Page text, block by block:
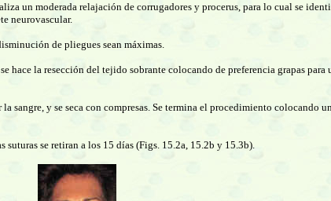
un moderada relajación de corrugadores y procerus, para lo cual se
neurovascular.
de pliegues sean máximas.
la resección del tejido sobrante colocando de preferencia grapas
sangre, y se seca con compresas. Se termina el procedimiento colocando
se retiran a los 15 días (Figs. 15.2a, 15.2b y 15.3b).